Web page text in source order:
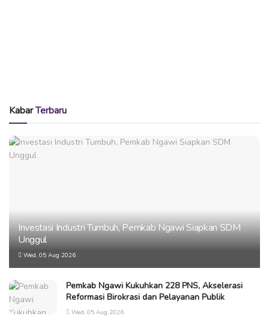
KabarTerbaru
Investasi Industri Tumbuh, Pemkab Ngawi Siapkan SDM
Unggul
Wed, 05 Aug 2026
Pemkab Ngawi Kukuhkan 228 PNS, Akselerasi
Reformasi Birokrasi dan Pelayanan Publik
Wed, 05 Aug 2026